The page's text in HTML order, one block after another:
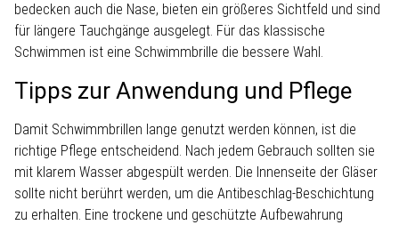
bedecken auch die Nase, bieten ein größeres Sichtfeld und sind
für längere Tauchgänge ausgelegt. Für das klassische
Schwimmen ist eine Schwimmbrille die bessere Wahl.
Tipps zur Anwendung und Pflege
Damit Schwimmbrillen lange genutzt werden können, ist die
richtige Pflege entscheidend. Nach jedem Gebrauch sollten sie
mit klarem Wasser abgespült werden. Die Innenseite der Gläser
sollte nicht berührt werden, um die Antibeschlag-Beschichtung
zu erhalten. Eine trockene und geschützte Aufbewahrung